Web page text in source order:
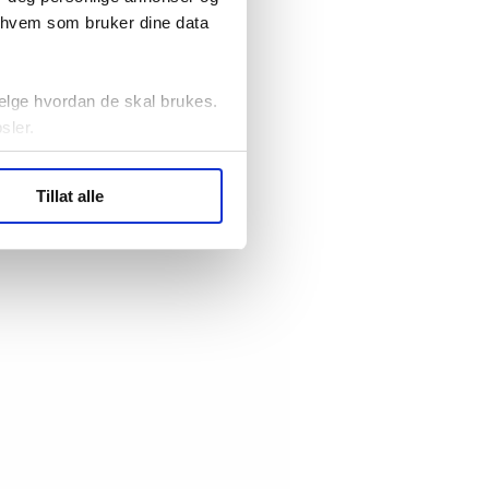
som bruker dine data
hvordan de skal brukes.
statistikk.
Tillat alle